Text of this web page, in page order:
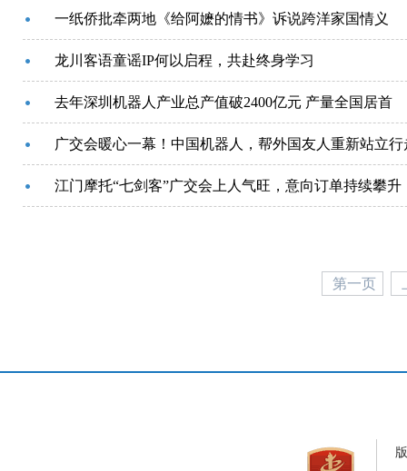
一纸侨批牵两地《给阿嬷的情书》诉说跨洋家国情义
龙川客语童谣IP何以启程，共赴终身学习
去年深圳机器人产业总产值破2400亿元 产量全国居首
广交会暖心一幕！中国机器人，帮外国友人重新站立行
江门摩托“七剑客”广交会上人气旺，意向订单持续攀升
第一页